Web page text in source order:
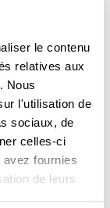
le contenu
relatives aux
Nous
l'utilisation de
sociaux, de
celles-ci
fournies
de leurs